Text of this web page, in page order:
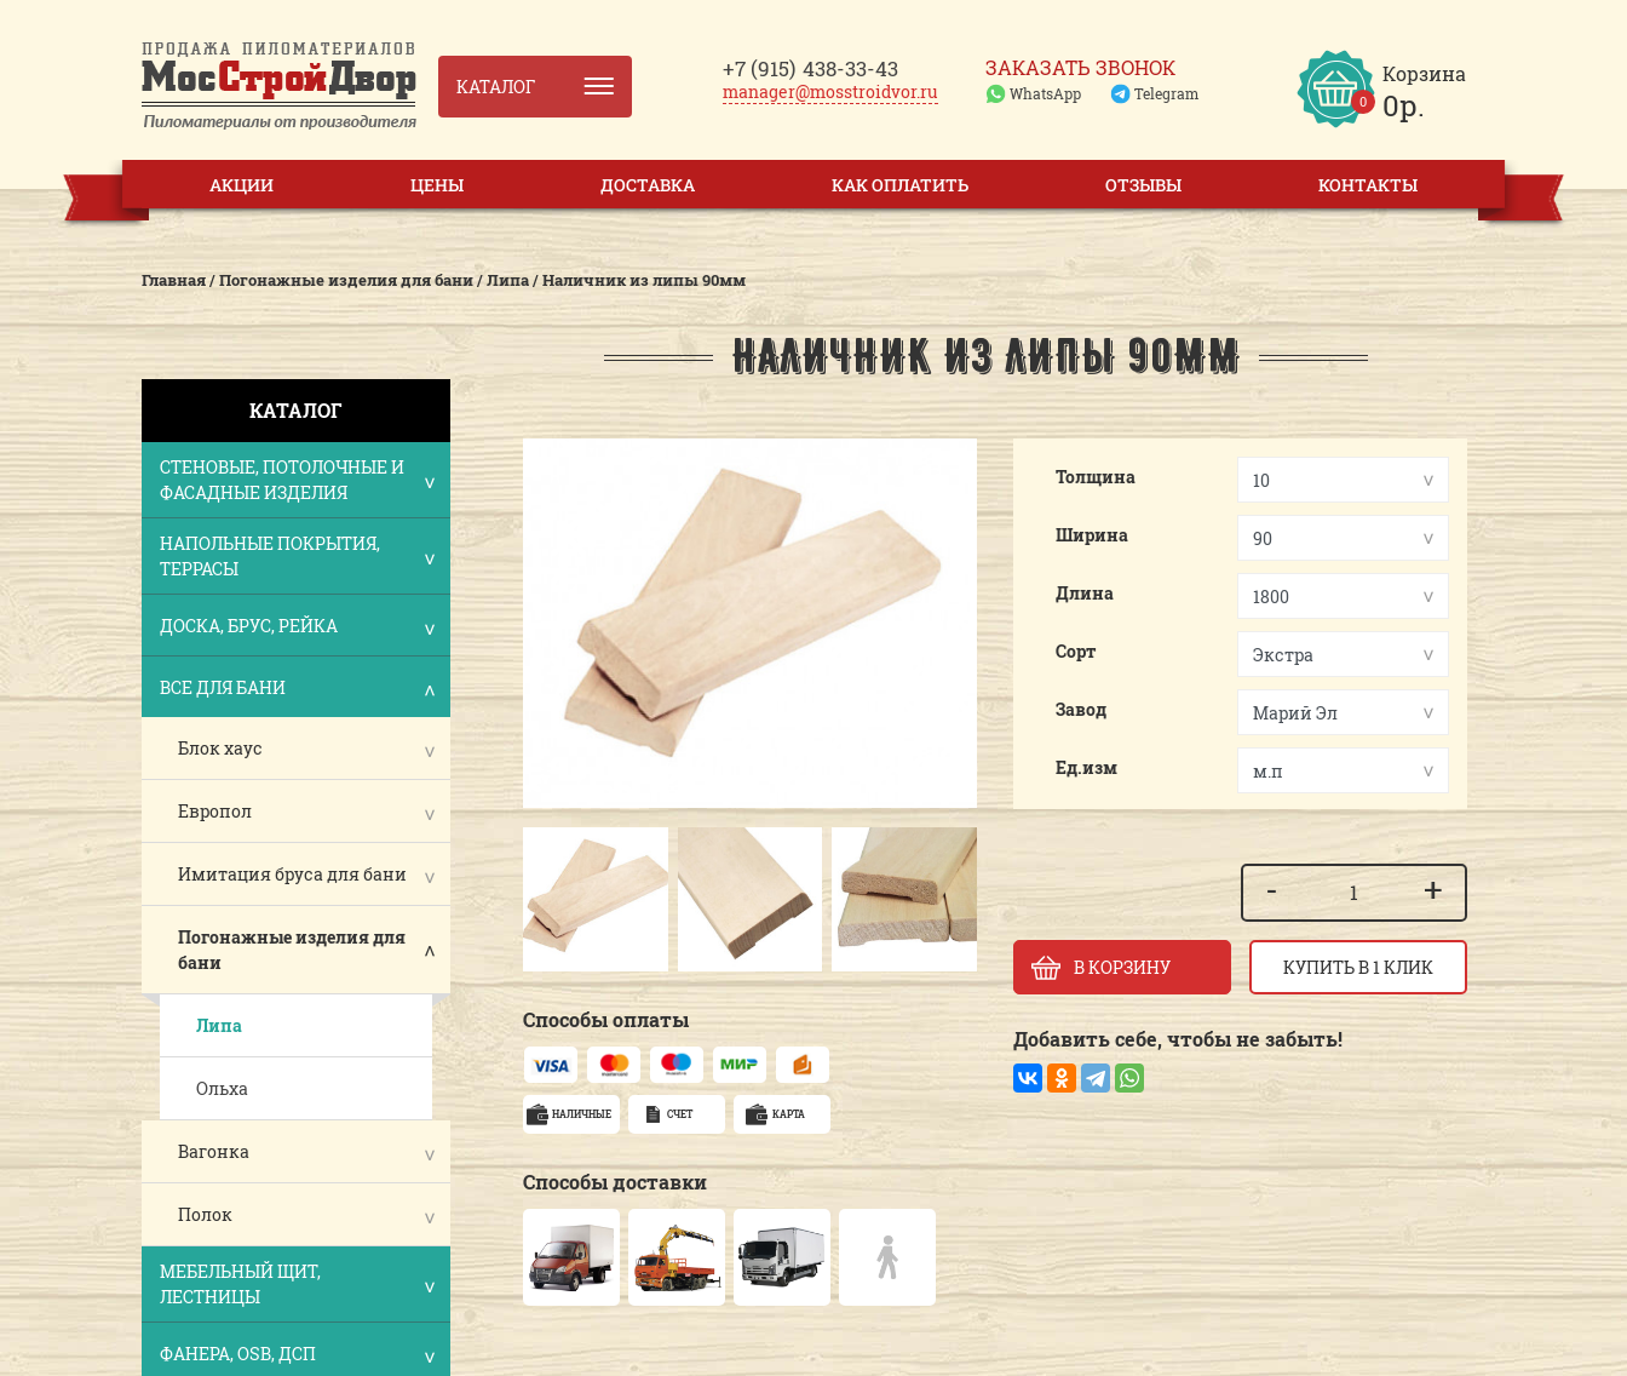
КАТАЛОГ
+7 (915) 438-33-43
manager@mosstroidvor.ru
ЗАКАЗАТЬ ЗВОНОК
WhatsApp Telegram
Корзина
0 0р.
АКЦИИ ЦЕНЫ ДОСТАВКА КАК ОПЛАТИТЬ ОТЗЫВЫ КОНТАКТЫ
Главная/Погонажные изделия для бани/Липа/Наличник из липы 90мм
НАЛИЧНИК ИЗ ЛИПЫ 90ММ
КАТАЛОГ
СТЕНОВЫЕ, ПОТОЛОЧНЫЕ И
ФАСАДНЫЕ ИЗДЕЛИЯ
НАПОЛЬНЫЕ ПОКРЫТИЯ,
ТЕРРАСЫ
ДОСКА, БРУС, РЕЙКА
ВСЕ ДЛЯ БАНИ
Блок хаус
Европол
Имитация бруса для бани
Погонажные изделия для
бани
Липа
Ольха
Вагонка
Полок
МЕБЕЛЬНЫЙ ЩИТ,
ЛЕСТНИЦЫ
ФАНЕРА, OSB, ДСП
Previous Next
Способы оплаты
НАЛИЧНЫЕ СЧЕТ КАРТА
Способы доставки
Толщина
Ширина
Длина
Сорт
Завод
Ед.изм
- +
В КОРЗИНУ КУПИТЬ В 1 КЛИК
Добавить себе, чтобы не забыть!